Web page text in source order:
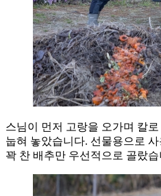
스님이 먼저 고랑을 오가며 칼
눕혀 놓았습니다. 선물용으로
꽉 찬 배추만 우선적으로 골랐습